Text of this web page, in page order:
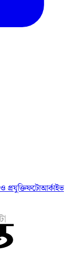
প্রযুক্তিফটোআর্কাইভ